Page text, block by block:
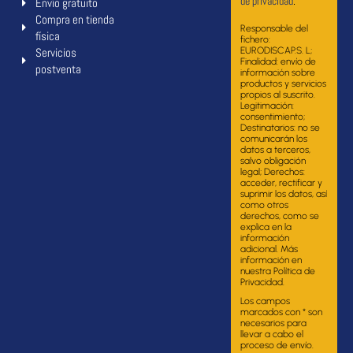
Compra en tienda
física
Servicios
postventa
Responsable del
fichero:
EURODISCAP.S. L;
Finalidad: envío de
información sobre
productos y servicios
propios al suscrito.
Legitimación:
consentimiento;
Destinatarios: no se
comunicarán los
datos a terceros,
salvo obligación
legal; Derechos:
acceder, rectificar y
suprimir los datos, así
como otros
derechos, como se
explica en la
información
adicional. Más
información en
nuestra Política de
Privacidad.
Los campos
marcados con * son
necesarios para
llevar a cabo el
proceso de envío.